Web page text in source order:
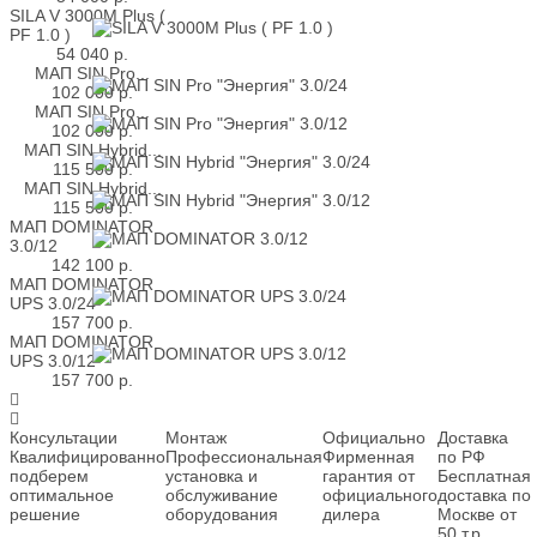
SILA V 3000M Plus (
PF 1.0 )
54 040 р.
МАП SIN Pro...
102 000р.
МАП SIN Pro...
102 000р.
МАП SIN Hybrid...
115 500р.
МАП SIN Hybrid...
115 500р.
МАП DOMINATOR
3.0/12
142 100 р.
МАП DOMINATOR
UPS 3.0/24
157 700 р.
МАП DOMINATOR
UPS 3.0/12
157 700 р.
Консультации
Квалифицированно
подберем
оптимальное
решение
Монтаж
Профессиональная
установка и
обслуживание
оборудования
Официально
Фирменная
гарантия от
официального
дилера
Доставка
по РФ
Бесплатная
доставка по
Москве от